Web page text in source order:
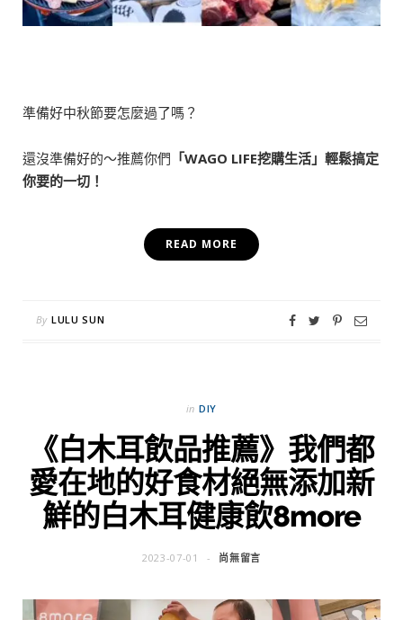
準備好中秋節要怎麼過了嗎？
還沒準備好的～推薦你們 「WAGO LIFE挖購生活」輕鬆搞定
你要的一切！
READ MORE
By LULU SUN
in DIY
《白木耳飲品推薦》我們都
愛在地的好食材絕無添加新
鮮的白木耳健康飲8more
2023-07-01 尚無留言